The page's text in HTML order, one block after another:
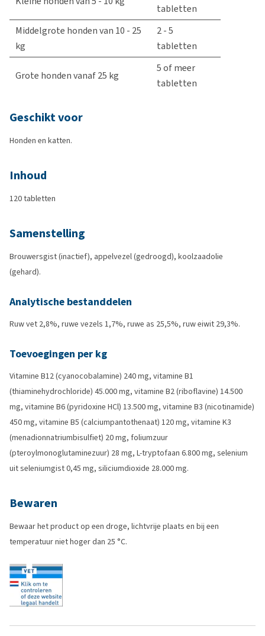
tabletten
Middelgrote honden van 10 - 25
kg
2 - 5
tabletten
Grote honden vanaf 25 kg
5 of meer
tabletten
Geschikt voor
Honden en katten.
Inhoud
120 tabletten
Samenstelling
Brouwersgist (inactief), appelvezel (gedroogd), koolzaadolie
(gehard).
Analytische bestanddelen
Ruw vet 2,8%, ruwe vezels 1,7%, ruwe as 25,5%, ruw eiwit 29,3%.
Toevoegingen per kg
Vitamine B12 (cyanocobalamine) 240 mg, vitamine B1
(thiaminehydrochloride) 45.000 mg, vitamine B2 (riboflavine) 14.500
mg, vitamine B6 (pyridoxine HCl) 13.500 mg, vitamine B3 (nicotinamide)
450 mg, vitamine B5 (calciumpantothenaat) 120 mg, vitamine K3
(menadionnatriumbisulfiet) 20 mg, foliumzuur
(pteroylmonoglutaminezuur) 28 mg, L-tryptofaan 6.800 mg, selenium
uit seleniumgist 0,45 mg, siliciumdioxide 28.000 mg.
Bewaren
Bewaar het product op een droge, lichtvrije plaats en bij een
temperatuur niet hoger dan 25 °C.